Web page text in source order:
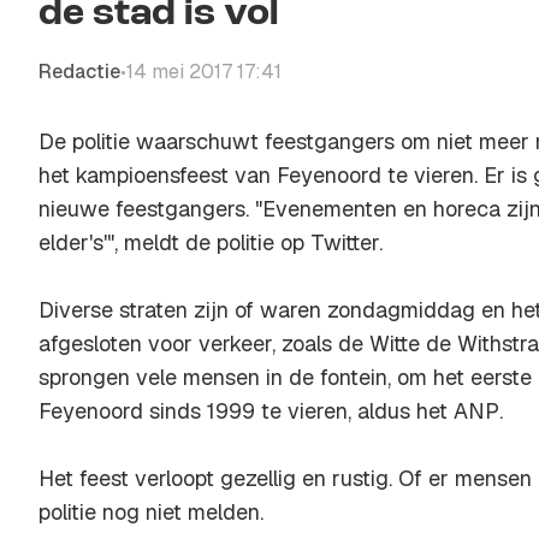
de stad is vol
Redactie•14 mei 2017 17:41
De politie waarschuwt feestgangers om niet
het kampioensfeest van Feyenoord te vieren. Er
nieuwe feestgangers. "Evenementen en horeca
elder's'", meldt de politie op Twitter.
Diverse straten zijn of waren zondagmiddag en
afgesloten voor verkeer, zoals de Witte de
sprongen vele mensen in de fontein, om het
Feyenoord sinds 1999 te vieren, aldus het ANP.
Het feest verloopt gezellig en rustig. Of er
politie nog niet melden.